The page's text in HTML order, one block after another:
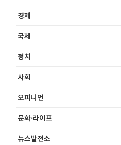
경제
국제
정치
사회
오피니언
문화·라이프
뉴스발전소